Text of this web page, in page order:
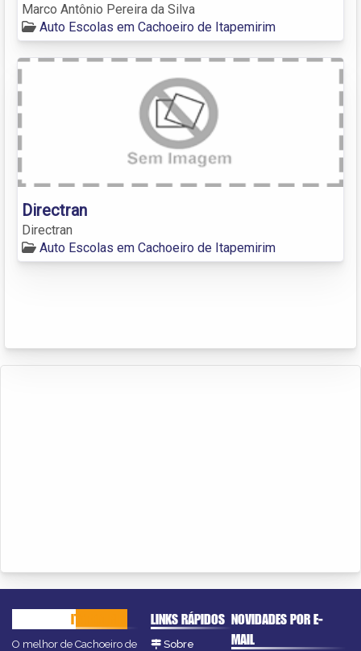
Marco Antônio Pereira da Silva
Auto Escolas em Cachoeiro de Itapemirim
Directran
Directran
Auto Escolas em Cachoeiro de Itapemirim
ITAPEMIRIM
O melhor de Cachoeiro de
LINKS RÁPIDOS
Sobre
NOVIDADES POR E-
MAIL